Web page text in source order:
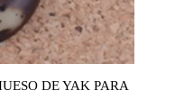
DE YAK PARA